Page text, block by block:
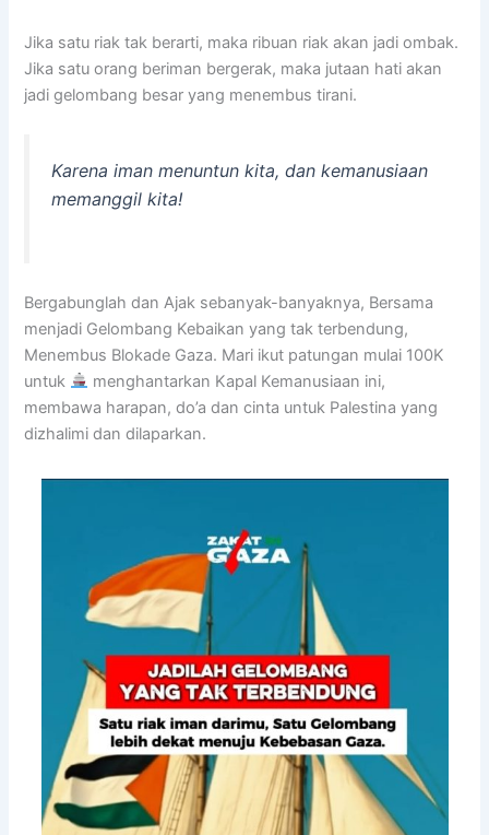
Jika satu riak tak berarti, maka ribuan riak akan jadi ombak.
Jika satu orang beriman bergerak, maka jutaan hati akan
jadi gelombang besar yang menembus tirani.
Karena iman menuntun kita, dan kemanusiaan
memanggil kita!
Bergabunglah dan Ajak sebanyak-banyaknya, Bersama
menjadi Gelombang Kebaikan yang tak terbendung,
Menembus Blokade Gaza. Mari ikut patungan mulai 100K
untuk
menghantarkan Kapal Kemanusiaan ini,
membawa harapan, do’a dan cinta untuk Palestina yang
dizhalimi dan dilaparkan.